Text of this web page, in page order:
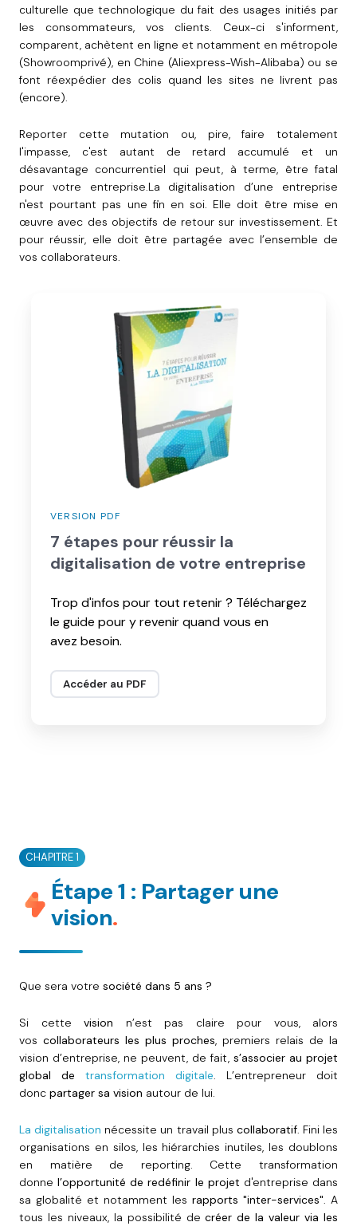
culturelle que technologique du fait des usages initiés par
les consommateurs, vos clients. Ceux-ci s'informent,
comparent, achètent en ligne et notamment en métropole
(Showroomprivé), en Chine (Aliexpress-Wish-Alibaba) ou se
font réexpédier des colis quand les sites ne livrent pas
(encore).
Reporter cette mutation ou, pire, faire totalement
l'impasse, c'est autant de retard accumulé et un
désavantage concurrentiel qui peut, à terme, être fatal
pour votre entreprise.La digitalisation d’une entreprise
n'est pourtant pas une fin en soi. Elle doit être mise en
œuvre avec des objectifs de retour sur investissement. Et
pour réussir, elle doit être partagée avec l’ensemble de
vos collaborateurs.
VERSION PDF
7 étapes pour réussir la
digitalisation de votre entreprise
Trop d'infos pour tout retenir ? Téléchargez
le guide pour y revenir quand vous en
avez besoin.
Accéder au PDF
CHAPITRE 1
Étape 1 : Partager une
vision.
Que sera votre société dans 5 ans ?
Si cette vision
n’est pas claire pour vous, alors
vos collaborateurs les plus proches, premiers relais de la
vision d’entreprise, ne peuvent, de fait, s’associer au projet
global de
transformation digitale. L’entrepreneur doit
donc partager sa vision autour de lui.
La digitalisation nécessite un travail plus collaboratif. Fini les
organisations en silos, les hiérarchies inutiles, les doublons
en matière de reporting. Cette transformation
donne l’opportunité de redéfinir le projet d'entreprise dans
sa globalité et notamment les rapports "inter-services". A
tous les niveaux, la possibilité de créer de la valeur via les